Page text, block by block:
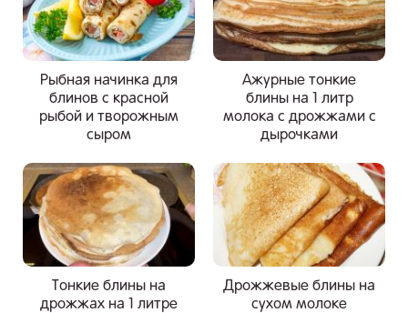
Рыбная начинка для
блинов с красной
рыбой и творожным
сыром
Ажурные тонкие
блины на 1 литр
молока с дрожжами с
дырочками
Тонкие блины на
дрожжах на 1 литре
Дрожжевые блины на
сухом молоке